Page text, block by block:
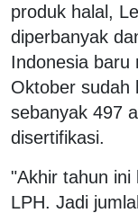
produk halal,
diperbanyak
Indonesia baru
Oktober sudah
sebanyak 497
disertifikasi.
"Akhir tahun ini
LPH. Jadi